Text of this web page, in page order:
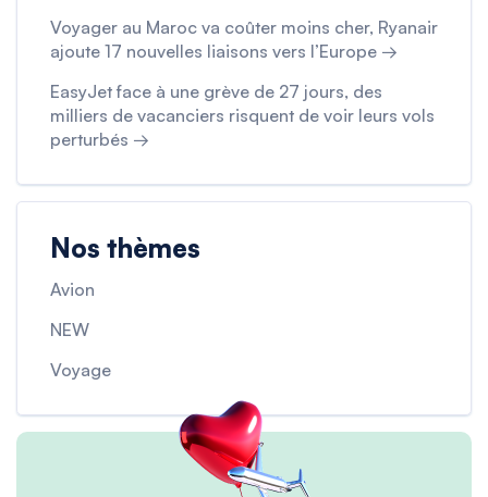
Voyager au Maroc va coûter moins cher, Ryanair
ajoute 17 nouvelles liaisons vers l’Europe →
EasyJet face à une grève de 27 jours, des
milliers de vacanciers risquent de voir leurs vols
perturbés →
Nos thèmes
Avion
NEW
Voyage